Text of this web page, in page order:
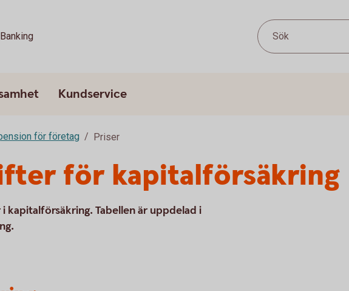
Sök
Kundservice
för företag Priser
för kapitalförsäkring
kapitalförsäkring. Tabellen är uppdelad i